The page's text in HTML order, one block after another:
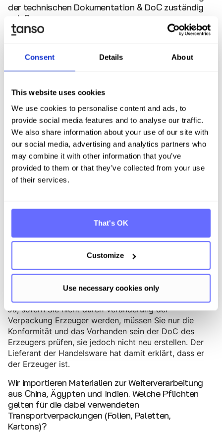
Consent Details About
This website uses cookies
We use cookies to personalise content and ads, to
provide social media features and to analyse our traffic.
We also share information about your use of our site with
our social media, advertising and analytics partners who
may combine it with other information that you’ve
provided to them or that they’ve collected from your use
of their services.
That's OK
Customize
Use necessary cookies only
der technischen Dokumentation & DoCzuständig
sein?
Zuständig in Deutschland:Die
Gewerbeaufsichtsämter),fachlich begleitet durch das
Umweltbundesamt (UBA). Die ZSVR ist ausschließlich
Zuständigkeitsverteilung wird noch durch das
ausstehende VerpackDG geregelt.
Was passiert, wenn ein Lieferant keine technische
Dokumentation bereitstellt – reicht
einunterschriebener Brief der Geschäftsführung als
Konformitätsbestätigung?
Es reicht nicht, dass ein solcher Brief Konformität
bestätigt. Sie benötigen die vollständigen technischen
erstellen und die relevanten Datenfelder (z. B.
fürSchwermetalle) befüllen zu können. Der Lieferant
hat die rechtliche Pflicht, Ihnen die erforderlichen
Informationen zur Verfügung zu stellen.
Wie sieht es mit Handelsware aus, die in der
gelieferten Verpackung weitergegeben wird – kann
auf die Konformitätserklärung des Erzeugers
verwiesen werden?
Ja, sofern Sie nicht durch Veränderung der
Verpackung Erzeuger werden, müssen Sie nur die
Konformität und das Vorhanden sein der DoC des
Erzeugers prüfen, sie jedoch nicht neu erstellen. Der
Lieferant der Handelsware hat damit erklärt, dass er
der Erzeuger ist.
Wir importieren Materialien zur Weiterverarbeitung
aus China, Ägypten und Indien. Welche Pflichten
gelten für die dabei verwendeten
Transportverpackungen (Folien, Paletten,
Kartons)?